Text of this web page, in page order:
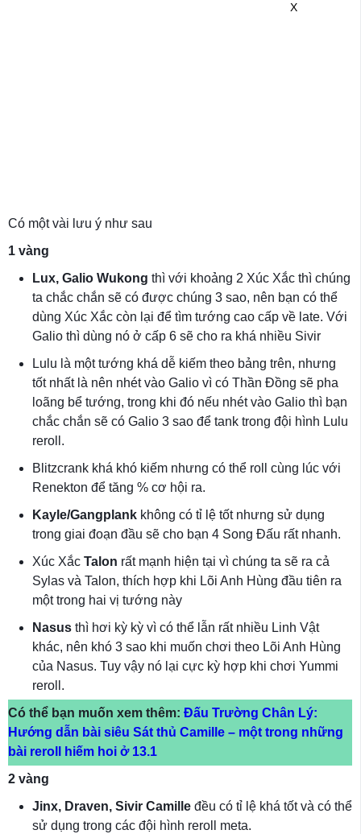
X
Có một vài lưu ý như sau
1 vàng
Lux, Galio Wukong thì với khoảng 2 Xúc Xắc thì chúng
ta chắc chắn sẽ có được chúng 3 sao, nên bạn có thể
dùng Xúc Xắc còn lại để tìm tướng cao cấp về late. Với
Galio thì dùng nó ở cấp 6 sẽ cho ra khá nhiều Sivir
Lulu là một tướng khá dễ kiếm theo bảng trên, nhưng
tốt nhất là nên nhét vào Galio vì có Thần Đồng sẽ pha
loãng bể tướng, trong khi đó nếu nhét vào Galio thì bạn
chắc chắn sẽ có Galio 3 sao để tank trong đội hình Lulu
reroll.
Blitzcrank khá khó kiếm nhưng có thể roll cùng lúc với
Renekton để tăng % cơ hội ra.
Kayle/Gangplank không có tỉ lệ tốt nhưng sử dụng
trong giai đoạn đầu sẽ cho bạn 4 Song Đấu rất nhanh.
Xúc Xắc Talon rất mạnh hiện tại vì chúng ta sẽ ra cả
Sylas và Talon, thích hợp khi Lõi Anh Hùng đầu tiên ra
một trong hai vị tướng này
Nasus thì hơi kỳ kỳ vì có thể lẫn rất nhiều Linh Vật
khác, nên khó 3 sao khi muốn chơi theo Lõi Anh Hùng
của Nasus. Tuy vậy nó lại cực kỳ hợp khi chơi Yummi
reroll.
Có thể bạn muốn xem thêm: Đấu Trường Chân Lý:
Hướng dẫn bài siêu Sát thủ Camille – một trong những
bài reroll hiếm hoi ở 13.1
2 vàng
Jinx, Draven, Sivir Camille đều có tỉ lệ khá tốt và có thể
sử dụng trong các đội hình reroll meta.